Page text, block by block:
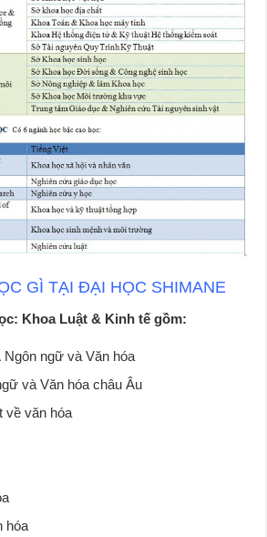
GÌ TẠI ĐẠI HỌC SHIMANE
Khoa Luật & Kinh tế gồm:
ngữ và Văn hóa
và Văn hóa châu Âu
về văn hóa
hóa